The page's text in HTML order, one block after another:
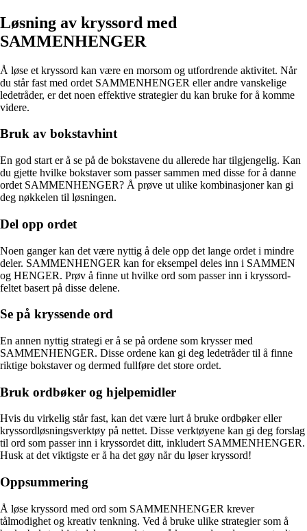
Løsning av kryssord med
SAMMENHENGER
Å løse et kryssord kan være en morsom og utfordrende aktivitet. Når
du står fast med ordet SAMMENHENGER eller andre vanskelige
ledetråder, er det noen effektive strategier du kan bruke for å komme
videre.
Bruk av bokstavhint
En god start er å se på de bokstavene du allerede har tilgjengelig. Kan
du gjette hvilke bokstaver som passer sammen med disse for å danne
ordet SAMMENHENGER? Å prøve ut ulike kombinasjoner kan gi
deg nøkkelen til løsningen.
Del opp ordet
Noen ganger kan det være nyttig å dele opp det lange ordet i mindre
deler. SAMMENHENGER kan for eksempel deles inn i SAMMEN
og HENGER. Prøv å finne ut hvilke ord som passer inn i kryssord-
feltet basert på disse delene.
Se på kryssende ord
En annen nyttig strategi er å se på ordene som krysser med
SAMMENHENGER. Disse ordene kan gi deg ledetråder til å finne
riktige bokstaver og dermed fullføre det store ordet.
Bruk ordbøker og hjelpemidler
Hvis du virkelig står fast, kan det være lurt å bruke ordbøker eller
kryssordløsningsverktøy på nettet. Disse verktøyene kan gi deg forslag
til ord som passer inn i kryssordet ditt, inkludert SAMMENHENGER.
Husk at det viktigste er å ha det gøy når du løser kryssord!
Oppsummering
Å løse kryssord med ord som SAMMENHENGER krever
tålmodighet og kreativ tenkning. Ved å bruke ulike strategier som å